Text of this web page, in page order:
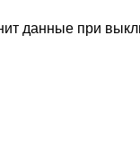
данные при